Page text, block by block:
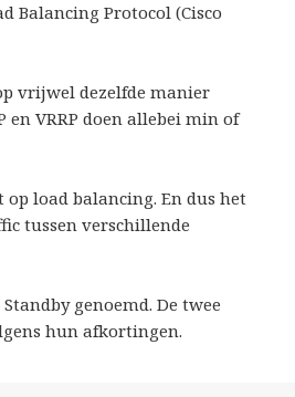
Balancing Protocol (Cisco
vrijwel dezelfde manier
en VRRP doen allebei min of
op load balancing. En dus het
tussen verschillende
genoemd. De twee
hun afkortingen.